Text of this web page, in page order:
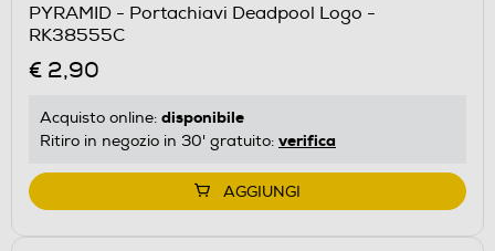
PYRAMID - Portachiavi Deadpool Logo -
RK38555C
€ 2,90
Acquisto online: disponibile
Ritiro in negozio in 30' gratuito: verifica
AGGIUNGI